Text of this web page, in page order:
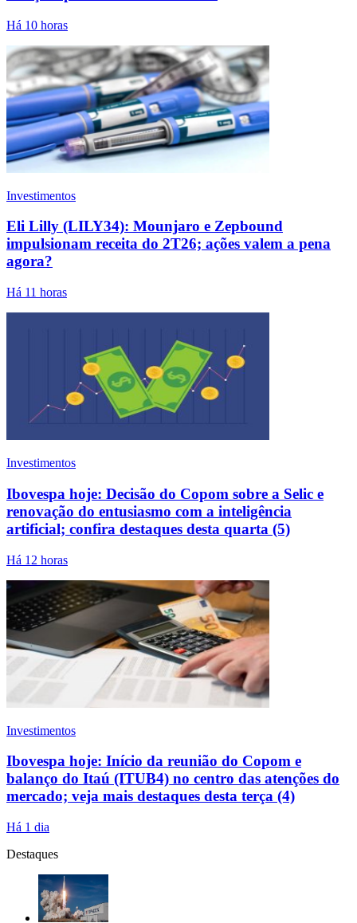
Há 10 horas
Investimentos
Eli Lilly (LILY34): Mounjaro e Zepbound
impulsionam receita do 2T26; ações valem a pena
agora?
Há 11 horas
Investimentos
Ibovespa hoje: Decisão do Copom sobre a Selic e
renovação do entusiasmo com a inteligência
artificial; confira destaques desta quarta (5)
Há 12 horas
Investimentos
Ibovespa hoje: Início da reunião do Copom e
balanço do Itaú (ITUB4) no centro das atenções do
mercado; veja mais destaques desta terça (4)
Há 1 dia
Destaques